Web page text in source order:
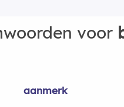
voor
aanmerk